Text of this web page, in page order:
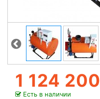
1 124 200
Есть в наличии